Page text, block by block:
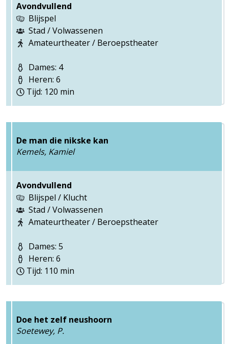
Avondvullend
Blijspel
Stad / Volwassenen
Amateurtheater / Beroepstheater
Dames: 4
Heren: 6
Tijd: 120 min
De man die nikske kan
Kemels, Kamiel
Avondvullend
Blijspel / Klucht
Stad / Volwassenen
Amateurtheater / Beroepstheater
Dames: 5
Heren: 6
Tijd: 110 min
Doe het zelf neushoorn
Soetewey, P.